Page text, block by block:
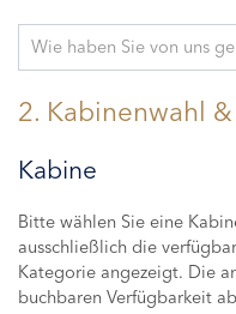
Wie haben Sie von uns
2. Kabinenwahl
Kabine
Bitte wählen Sie eine
ausschließlich die
Kategorie angezeigt. Die
buchbaren Verfügbarkeit